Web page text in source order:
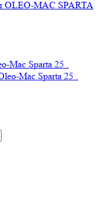
Mac Sparta 25 .